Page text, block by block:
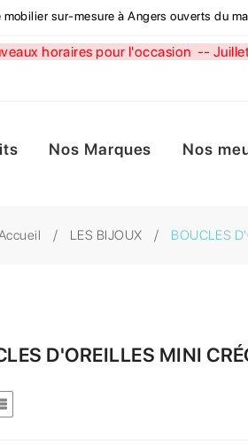
sur-mesure à Angers ouverts du
horaires pour l'occasion --
Nos Marques Nos
LES BIJOUX BOUCLES
D'OREILLES MINI